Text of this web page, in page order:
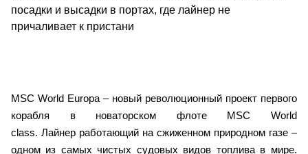
MSC World Europa – новый революционный проект первого
корабля в новаторском флоте MSC World
class. Лайнер работающий на сжиженном природном газе –
одном из самых чистых судовых видов топлива в мире.
посадки и высадки в портах, где лайнер не
причаливает к пристани